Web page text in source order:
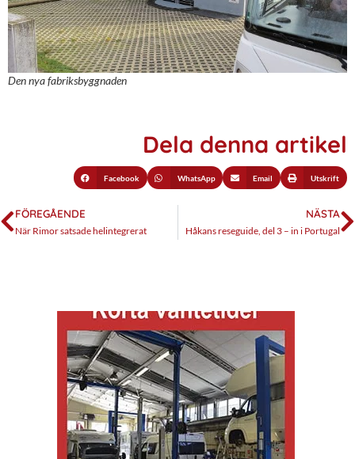
Den nya fabriksbyggnaden
Dela denna artikel
Facebook WhatsApp Email Utskrift
FÖREGÅENDE
När Rimor satsade helintegrerat
NÄSTA
Håkans reseguide, del 3 – in i Portugal